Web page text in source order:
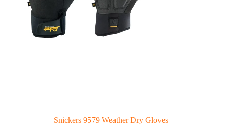
Snickers 9579 Weather Dry Gloves